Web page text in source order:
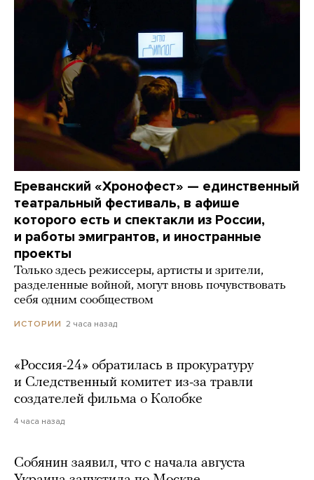
Ереванский «Хронофест» — единственный
театральный фестиваль, в афише
которого есть и спектакли из России,
и работы эмигрантов, и иностранные
проекты
Только здесь режиссеры, артисты и зрители,
разделенные войной, могут вновь почувствовать
себя одним сообществом
ИСТОРИИ 2 часа назад
«Россия-24» обратилась в прокуратуру
и Следственный комитет из-за травли
создателей фильма о Колобке
4 часа назад
Собянин заявил, что с начала августа